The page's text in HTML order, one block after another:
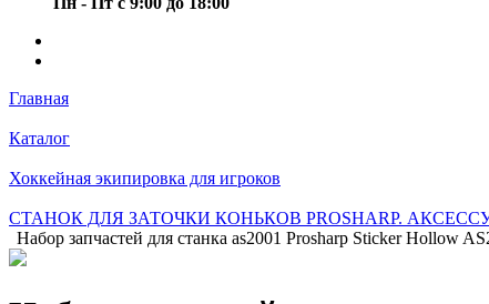
Главная
Каталог
Хоккейная экипировка для игроков
СТАНОК ДЛЯ ЗАТОЧКИ КОНЬКОВ PROSHARP.
Набор запчастей для станка as2001 Prosharp Sticker Hollow